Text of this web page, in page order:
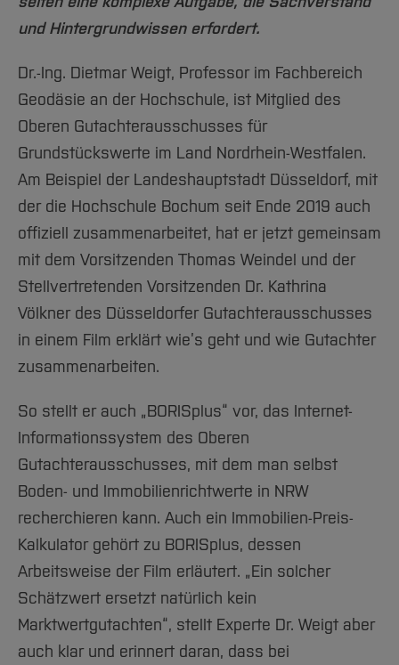
Arbeiten im FB G
Forschung und Projekte
International
Team
Service
Studiengänge
Studieninteressierte
Aktuelles
Studium
Fachgruppen
Forschung und Entwicklung
International
Team
Service
Amtliche Bekanntmachungen
Notfall-Infos
BO Shop
Familiengerechte Hochschule
Gleichstellung
Diskriminierungsfreie Hochschule
Vertretungen
Wahlen
Hochschulbibliothek
International Office
Medienzentrum
qed-Stiftung
und Hintergrundwissen erfordert.
Dr.-Ing. Dietmar Weigt, Professor im Fachbereich
Geodäsie an der Hochschule, ist Mitglied des
Oberen Gutachterausschusses für
Grundstückswerte im Land Nordrhein-Westfalen.
Am Beispiel der Landeshauptstadt Düsseldorf, mit
der die Hochschule Bochum seit Ende 2019 auch
offiziell zusammenarbeitet, hat er jetzt gemeinsam
mit dem Vorsitzenden Thomas Weindel und der
Stellvertretenden Vorsitzenden Dr. Kathrina
Völkner des Düsseldorfer Gutachterausschusses
in einem Film erklärt wie’s geht und wie Gutachter
zusammenarbeiten.
So stellt er auch „BORISplus“ vor, das Internet-
Informationssystem des Oberen
Gutachterausschusses, mit dem man selbst
Boden- und Immobilienrichtwerte in NRW
recherchieren kann. Auch ein Immobilien-Preis-
Kalkulator gehört zu BORISplus, dessen
Arbeitsweise der Film erläutert. „Ein solcher
Schätzwert ersetzt natürlich kein
Marktwertgutachten“, stellt Experte Dr. Weigt aber
auch klar und erinnert daran, dass bei